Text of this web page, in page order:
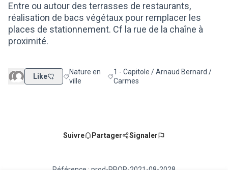
Entre ou autour des terrasses de restaurants,
réalisation de bacs végétaux pour remplacer les
places de stationnement. Cf la rue de la chaîne à
proximité.
Like Filtrer les résultats de la catégorie : Nature en ville
Nature en
ville
Filtrer les résultats pour le secteur :
1 - Capitole / Arnaud Bernard /
Carmes
Suivre Partager Signaler